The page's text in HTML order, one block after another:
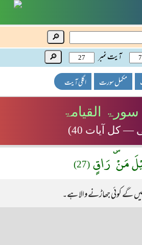
🔎
آیت نمبر 🔎
مکمل سورت اگلی آیت
سورۃ القیامۃ
کل آیات 40)
مَنْ ۜ رَاقٍ(27)
گے کوئی جھاڑنے والا ہے۔